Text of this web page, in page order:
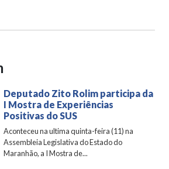
Deputado Zito Rolim participa da
I Mostra de Experiências
Positivas do SUS
Aconteceu na ultima quinta-feira (11) na
Assembleia Legislativa do Estado do
Maranhão, a I Mostra de...